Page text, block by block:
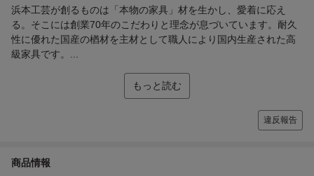
浜本工芸が創るものは「本物の家具」材を生かし、愛着に応え
る。そこには創業70年のこだわりと理念が息づいています。耐久
性に優れた国産の楢材を主材として職人により国内生産された高
級家具です。...
もっと読む
違反報告
商品情報